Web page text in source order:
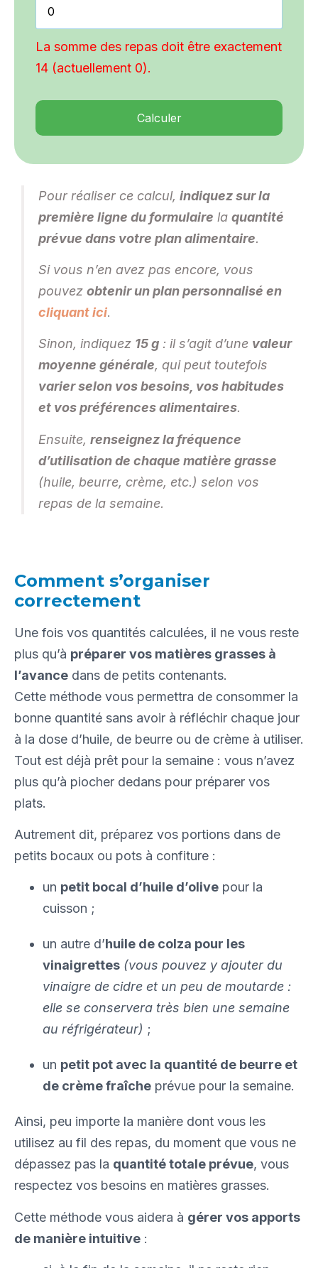
La somme des repas doit être exactement
14 (actuellement 0).
Calculer
Pour réaliser ce calcul, indiquez sur la
première ligne du formulaire la quantité
prévue dans votre plan alimentaire.
Si vous n’en avez pas encore, vous
pouvez obtenir un plan personnalisé en
cliquant ici.
Sinon, indiquez 15 g : il s’agit d’une valeur
moyenne générale, qui peut toutefois
varier selon vos besoins, vos habitudes
et vos préférences alimentaires.
Ensuite, renseignez la fréquence
d’utilisation de chaque matière grasse
(huile, beurre, crème, etc.) selon vos
repas de la semaine.
Comment s’organiser
correctement
Une fois vos quantités calculées, il ne vous reste
plus qu’à préparer vos matières grasses à
l’avance dans de petits contenants.
Cette méthode vous permettra de consommer la
bonne quantité sans avoir à réfléchir chaque jour
à la dose d’huile, de beurre ou de crème à utiliser.
Tout est déjà prêt pour la semaine : vous n’avez
plus qu’à piocher dedans pour préparer vos
plats.
Autrement dit, préparez vos portions dans de
petits bocaux ou pots à confiture :
un petit bocal d’huile d’olive pour la
cuisson ;
un autre d’huile de colza pour les
vinaigrettes (vous pouvez y ajouter du
vinaigre de cidre et un peu de moutarde :
elle se conservera très bien une semaine
au réfrigérateur) ;
un petit pot avec la quantité de beurre et
de crème fraîche prévue pour la semaine.
Ainsi, peu importe la manière dont vous les
utilisez au fil des repas, du moment que vous ne
dépassez pas la quantité totale prévue, vous
respectez vos besoins en matières grasses.
Cette méthode vous aidera à gérer vos apports
de manière intuitive :